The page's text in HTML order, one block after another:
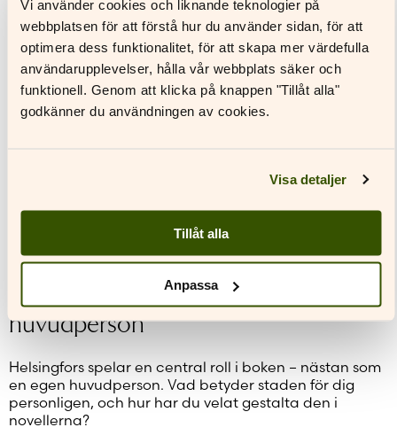
Vi använder cookies och liknande teknologier på
webbplatsen för att förstå hur du använder sidan, för att
optimera dess funktionalitet, för att skapa mer värdefulla
användarupplevelser, hålla vår webbplats säker och
funktionell. Genom att klicka på knappen "Tillåt alla"
godkänner du användningen av cookies.
Visa detaljer
Tillåt alla
Anpassa
Jag beskrev ingående skillnaderna i en text i boken
”Åren” (2022). Det mesta i den litterära världen är
annorlunda idag; på den tiden fanns ju inga sociala
medier, inga bokmässor, knappt ens några
uppträdanden. Jag tänker fortfarande ibland på
Veijo Meris ord om att författare är människor som har
svårt att uttrycka sig och därför blir sådana som
trettio år sedan då ingen krävde att man skulle slå sig
ner på en scen och samtala avslappnat om sitt verk
inför hundratals åhörare. Men själva arbetet har
däremot inte förändrats nämnvärt; skrivandet är
Helsingfors som litterär
huvudperson
Helsingfors spelar en central roll i boken – nästan som
en egen huvudperson. Vad betyder staden för dig
personligen, och hur har du velat gestalta den i
novellerna?